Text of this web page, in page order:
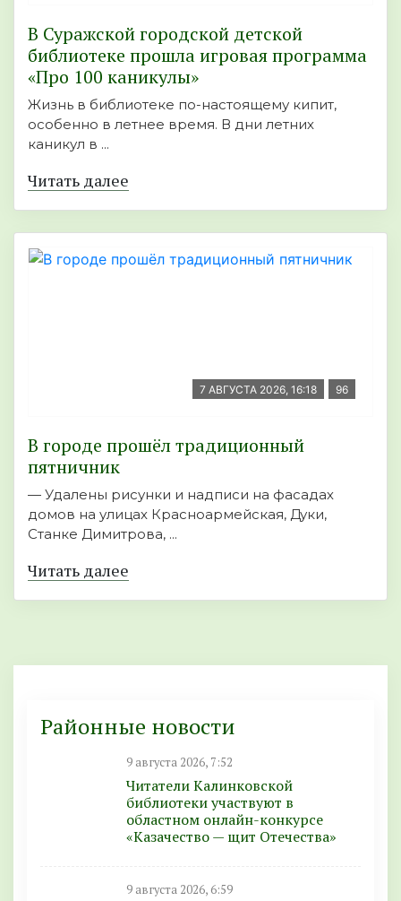
В Суражской городской детской
библиотеке прошла игровая программа
«Про 100 каникулы»
Жизнь в библиотеке по-настоящему кипит,
особенно в летнее время. В дни летних
каникул в ...
Читать далее
7 АВГУСТА 2026, 16:18 96
В городе прошёл традиционный
пятничник
— Удалены рисунки и надписи на фасадах
домов на улицах Красноармейская, Дуки,
Станке Димитрова, ...
Читать далее
Районные новости
9 августа 2026, 7:52
Читатели Калинковской
библиотеки участвуют в
областном онлайн-конкурсе
«Казачество — щит Отечества»
9 августа 2026, 6:59